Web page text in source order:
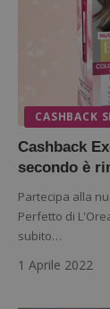
CASHBACK
Cashback
secondo è
Partecipa alla
Perfetto di
subito…
1 Aprile 2022